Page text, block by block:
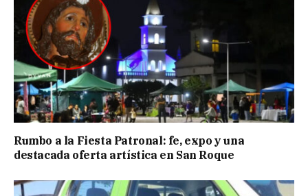
Rumbo a la Fiesta Patronal: fe, expo y una
destacada oferta artística en San Roque